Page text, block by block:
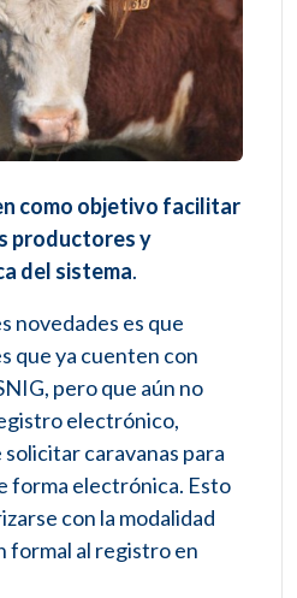
como objetivo facilitar
productores y
del sistema.
novedades es que
que ya cuenten con
pero que aún no
electrónico,
caravanas para
forma electrónica. Esto
con la modalidad
formal al registro en